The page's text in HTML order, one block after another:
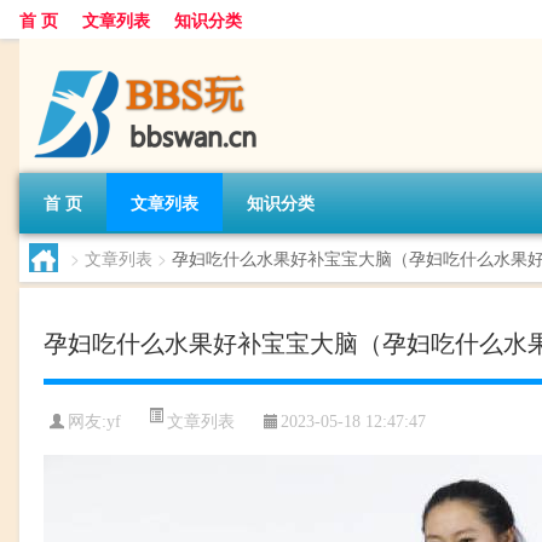
首 页 文章列表 知识分类
首 页 文章列表 知识分类
> 文章列表 > 孕妇吃什么水果好补宝宝大脑（孕妇吃什么水果好
孕妇吃什么水果好补宝宝大脑（孕妇吃什么水
网友:yf 文章列表 2023-05-18 12:47:47